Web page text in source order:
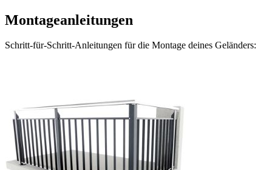
Montageanleitungen
Schritt-für-Schritt-Anleitungen für die Montage deines Geländers: